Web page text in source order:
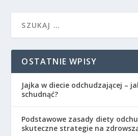
OSTATNIE WPISY
Jajka w diecie odchudzającej –
schudnąć?
Podstawowe zasady diety
skuteczne strategie na